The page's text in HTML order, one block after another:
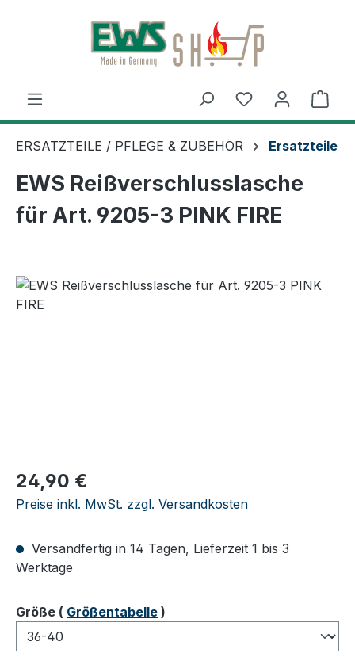
Zum Hauptinhalt springen
ERSATZTEILE / PFLEGE & ZUBEHÖR Ersatzteile
EWS Reißverschlusslasche
für Art. 9205-3 PINK FIRE
Regulärer Preis:
24,90 €
Preise inkl. MwSt. zzgl. Versandkosten
Versandfertig in 14 Tagen, Lieferzeit 1 bis 3
Werktage
Größeauswählen
( Größentabelle )